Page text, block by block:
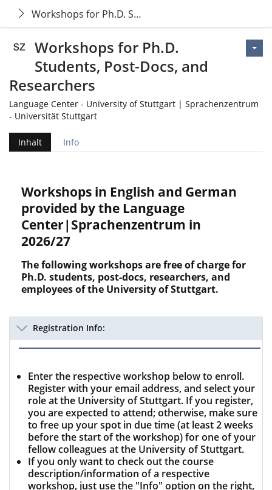
Workshops for Ph.D. Students, Post-Docs, and
Workshops for Ph.D.
Students, Post-Docs, and
Researchers
Language Center - University of Stuttgart | Sprachenzentrum
- Universität Stuttgart
Inhalt Info
Workshops in English and German
provided by the Language
Center|Sprachenzentrum in
2026/27
The following workshops are free of charge for
Ph.D. students, post-docs, researchers, and
employees of the University of Stuttgart.
Registration Info:
Enter the respective workshop below to enroll.
Register with your email address, and select your
role at the University of Stuttgart. If you register,
you are expected to attend; otherwise, make sure
to free up your spot in due time (at least 2 weeks
before the start of the workshop) for one of your
fellow colleagues at the University of Stuttgart.
If you only want to check out the course
description/information of a respective
workshop, just use the "Info" option on the right,